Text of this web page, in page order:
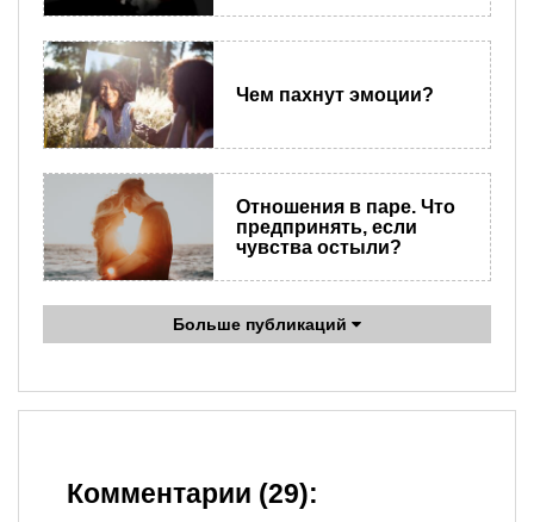
Чем пахнут эмоции?
Отношения в паре. Что
предпринять, если
чувства остыли?
Больше публикаций
Комментарии (29):